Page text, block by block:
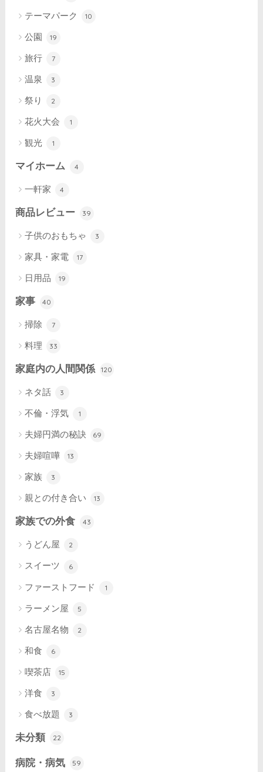
テーマパーク 10
公園 19
旅行 7
温泉 3
祭り 2
花火大会 1
観光 1
マイホーム 4
一軒家 4
商品レビュー 39
子供のおもちゃ 3
家具・家電 17
日用品 19
家事 40
掃除 7
料理 33
家庭内の人間関係 120
ネタ話 3
不倫・浮気 1
夫婦円満の秘訣 69
夫婦喧嘩 13
家族 3
親との付き合い 13
家族での外食 43
うどん屋 2
スイーツ 6
ファーストフード 1
ラーメン屋 5
名古屋名物 2
和食 6
喫茶店 15
洋食 3
食べ放題 3
未分類 22
病院・病気 59